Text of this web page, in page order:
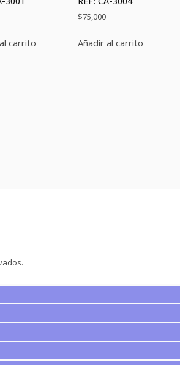
carrito
$75,000
Añadir al carrito